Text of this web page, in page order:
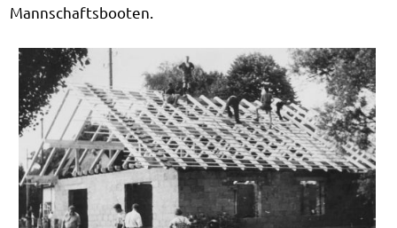
Mannschaftsbooten.